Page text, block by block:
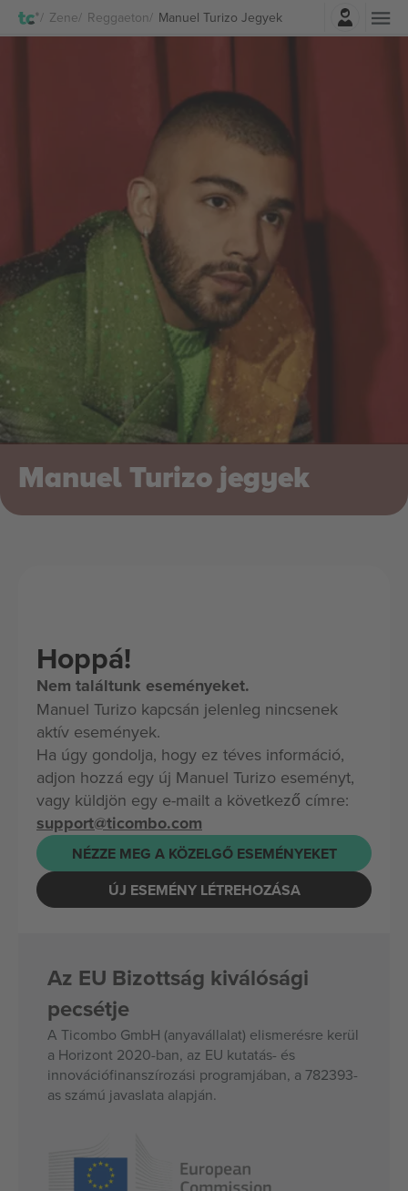
Zene Reggaeton Manuel Turizo Jegyek
Belépés
Manuel Turizo jegyek
Hoppá!
Nem találtunk eseményeket.
Manuel Turizo kapcsán jelenleg nincsenek
aktív események.
Ha úgy gondolja, hogy ez téves információ,
adjon hozzá egy új Manuel Turizo eseményt,
vagy küldjön egy e-mailt a következő címre:
support@ticombo.com
NÉZZE MEG A KÖZELGŐ ESEMÉNYEKET
ÚJ ESEMÉNY LÉTREHOZÁSA
Az EU Bizottság kiválósági
pecsétje
A Ticombo GmbH (anyavállalat) elismerésre kerül
a Horizont 2020-ban, az EU kutatás- és
innovációfinanszírozási programjában, a 782393-
as számú javaslata alapján.